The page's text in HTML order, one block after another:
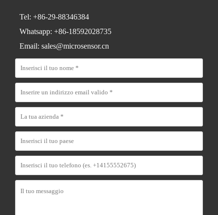
Tel: +86-29-88346384
Whatsapp: +86-18592028735
Email: sales@microsensor.cn